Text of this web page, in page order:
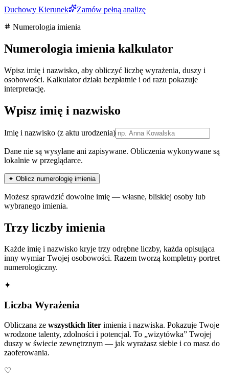
Duchowy Kierunek
Zamów pełną analizę
Numerologia imienia
Numerologia imienia kalkulator
Wpisz imię i nazwisko, aby obliczyć liczbę wyrażenia, duszy i
osobowości. Kalkulator działa bezpłatnie i od razu pokazuje
interpretację.
Wpisz imię i nazwisko
Imię i nazwisko (z aktu urodzenia)
Dane nie są wysyłane ani zapisywane. Obliczenia wykonywane są
lokalnie w przeglądarce.
✦ Oblicz numerologię imienia
Możesz sprawdzić dowolne imię — własne, bliskiej osoby lub
wybranego imienia.
Trzy liczby imienia
Każde imię i nazwisko kryje trzy odrębne liczby, każda opisująca
inny wymiar Twojej osobowości. Razem tworzą kompletny portret
numerologiczny.
✦
Liczba Wyrażenia
Obliczana ze wszystkich liter imienia i nazwiska. Pokazuje Twoje
wrodzone talenty, zdolności i potencjał. To „wizytówka” Twojej
duszy w świecie zewnętrznym — jak wyrażasz siebie i co masz do
zaoferowania.
♡